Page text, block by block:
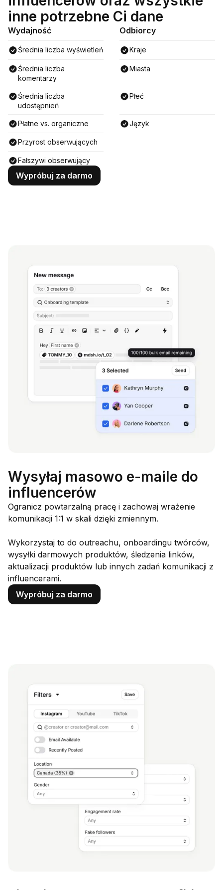
inne potrzebne Ci dane
Wydajność Odbiorcy
Średnia liczba wyświetleń Kraje
Średnia liczba
komentarzy
Miasta
Średnia liczba
udostępnień
Płeć
Płatne vs. organiczne Język
Przyrost obserwujących
Fałszywi obserwujący
Wypróbuj za darmo
Wysyłaj masowo e-maile do
influencerów
Ogranicz powtarzalną pracę i zachowaj wrażenie
komunikacji 1:1 w skali dzięki zmiennym.
Wykorzystaj to do outreachu, onboardingu twórców,
wysyłki darmowych produktów, śledzenia linków,
aktualizacji produktów lub innych zadań komunikacji z
influencerami.
Wypróbuj za darmo